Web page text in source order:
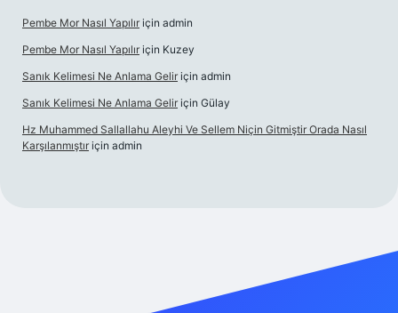
Pembe Mor Nasıl Yapılır için admin
Pembe Mor Nasıl Yapılır için Kuzey
Sanık Kelimesi Ne Anlama Gelir için admin
Sanık Kelimesi Ne Anlama Gelir için Gülay
Hz Muhammed Sallallahu Aleyhi Ve Sellem Niçin Gitmiştir Orada Nasıl
Karşılanmıştır için admin